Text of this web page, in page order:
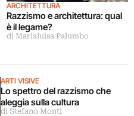
ARCHITETTURA
Razzismo e architettura: qual
è il legame?
di Marialuisa Palumbo
ARTI VISIVE
Lo spettro del razzismo che
aleggia sulla cultura
di Stefano Monti